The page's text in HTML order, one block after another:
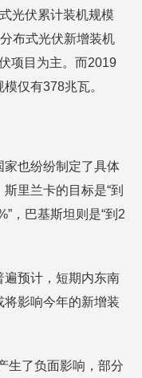
光伏累计装机规模
布式光伏新增装机
项目为主。而2019
仅有378兆瓦。
家也纷纷制定了具体
里兰卡的目标是“到
，巴基斯坦则是“到2
遍预计，短期内东南
影响今年的新增装
生了负面影响，部分